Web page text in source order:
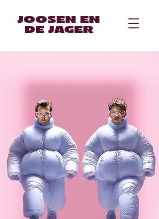
JOOSEN EN
DE JAGER